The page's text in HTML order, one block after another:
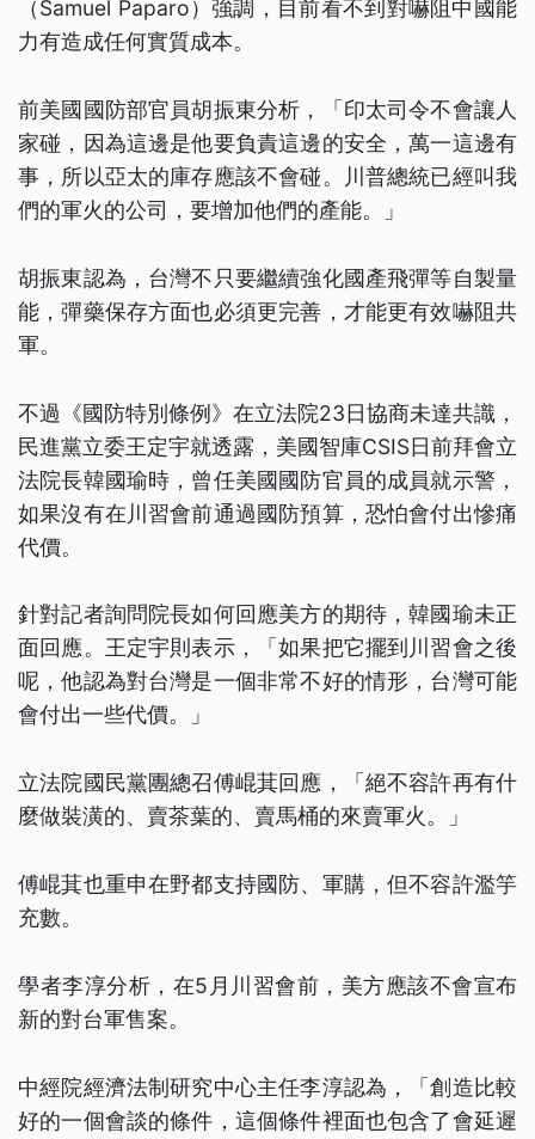
（Samuel Paparo）強調，目前看不到對嚇阻中國能
力有造成任何實質成本。
前美國國防部官員胡振東分析，「印太司令不會讓人
家碰，因為這邊是他要負責這邊的安全，萬一這邊有
事，所以亞太的庫存應該不會碰。川普總統已經叫我
們的軍火的公司，要增加他們的產能。」
胡振東認為，台灣不只要繼續強化國產飛彈等自製量
能，彈藥保存方面也必須更完善，才能更有效嚇阻共
軍。
不過《國防特別條例》在立法院23日協商未達共識，
民進黨立委王定宇就透露，美國智庫CSIS日前拜會立
法院長韓國瑜時，曾任美國國防官員的成員就示警，
如果沒有在川習會前通過國防預算，恐怕會付出慘痛
代價。
針對記者詢問院長如何回應美方的期待，韓國瑜未正
面回應。王定宇則表示，「如果把它擺到川習會之後
呢，他認為對台灣是一個非常不好的情形，台灣可能
會付出一些代價。」
立法院國民黨團總召傅崐萁回應，「絕不容許再有什
麼做裝潢的、賣茶葉的、賣馬桶的來賣軍火。」
傅崐萁也重申在野都支持國防、軍購，但不容許濫竽
充數。
學者李淳分析，在5月川習會前，美方應該不會宣布
新的對台軍售案。
中經院經濟法制研究中心主任李淳認為，「創造比較
好的一個會談的條件，這個條件裡面也包含了會延遲